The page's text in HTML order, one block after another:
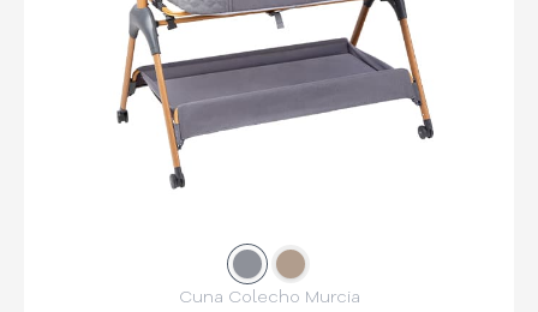
Slide 1
Slide
Cuna Colecho Murcia